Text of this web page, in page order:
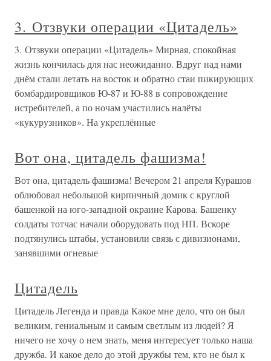
3. Отзвуки операции «Цитадель»
3. Отзвуки операции «Цитадель» Мирная, спокойная
жизнь кончилась для нас неожиданно. Вдруг над нами
днём стали летать на восток и обратно стаи пикирующих
бомбардировщиков Ю-87 и Ю-88 в сопровождение
истребителей, а по ночам участились налёты
«кукурузников». На укреплённые
Вот она, цитадель фашизма!
Вот она, цитадель фашизма! Вечером 21 апреля Курашов
облюбовал небольшой кирпичный домик с круглой
башенкой на юго-западной окраине Карова. Башенку
солдаты тотчас начали оборудовать под НП. Вскоре
подтянулись штабы, установили связь с дивизионами,
занявшими огневые
Цитадель
Цитадель Легенда и правда Какое мне дело, что он был
великим, гениальным и самым светлым из людей? Я
ничего не хочу о нем знать, меня интересует только наша
дружба. И какое дело до этой дружбы тем, кто не был к